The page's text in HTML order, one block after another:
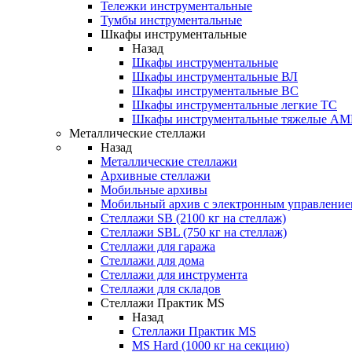
Тележки инструментальные
Тумбы инструментальные
Шкафы инструментальные
Назад
Шкафы инструментальные
Шкафы инструментальные ВЛ
Шкафы инструментальные ВС
Шкафы инструментальные легкие ТС
Шкафы инструментальные тяжелые
Металлические стеллажи
Назад
Металлические стеллажи
Архивные стеллажи
Мобильные архивы
Мобильный архив с электронным
Стеллажи SB (2100 кг на стеллаж)
Стеллажи SBL (750 кг на стеллаж)
Стеллажи для гаража
Стеллажи для дома
Стеллажи для инструмента
Стеллажи для складов
Стеллажи Практик MS
Назад
Стеллажи Практик MS
MS Hard (1000 кг на секцию)